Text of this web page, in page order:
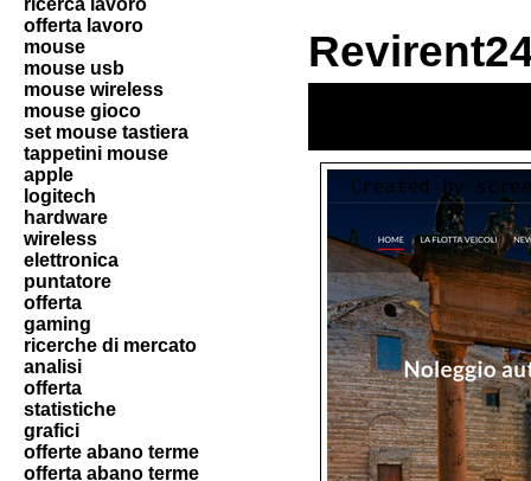
ricerca lavoro
offerta lavoro
mouse
mouse usb
mouse wireless
mouse gioco
set mouse tastiera
tappetini mouse
apple
logitech
hardware
wireless
elettronica
puntatore
offerta
gaming
ricerche di mercato
analisi
offerta
statistiche
grafici
offerte abano terme
offerta abano terme